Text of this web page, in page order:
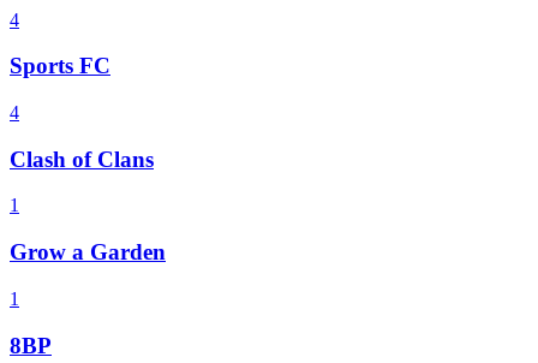
4
Sports FC
4
Clash of Clans
1
Grow a Garden
1
8BP